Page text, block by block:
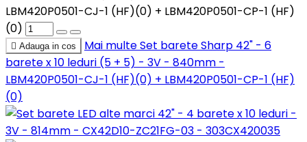
LBM420P0501-CJ-1 (HF)(0) + LBM420P0501-CP-1 (HF)
(0)
 Adauga in cos Mai multeSet barete Sharp 42" - 6
barete x 10 leduri (5 + 5) - 3V - 840mm -
LBM420P0501-CJ-1 (HF)(0) + LBM420P0501-CP-1 (HF)
(0)